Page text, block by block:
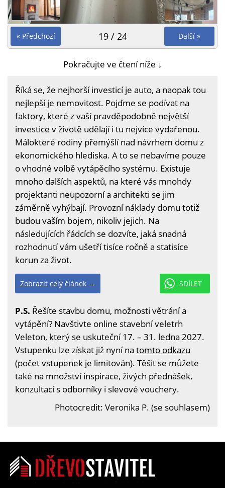
« Předchozí Další »
19 / 24
Pokračujte ve čtení níže ↓
Říká se, že nejhorší investicí je auto, a naopak tou
nejlepší je nemovitost. Pojďme se podívat na
faktory, které z vaší pravděpodobně největší
investice v životě udělají i tu nejvíce vydařenou.
Málokteré rodiny přemýšlí nad návrhem domu z
ekonomického hlediska. A to se nebavíme pouze
o vhodné volbě vytápěcího systému. Existuje
mnoho dalších aspektů, na které vás mnohdy
projektanti neupozorní a architekti se jim
záměrně vyhýbají. Provozní náklady domu totiž
budou vaším bojem, nikoliv jejich. Na
následujících řádcích se dozvíte, jaká snadná
rozhodnutí vám ušetří tisíce ročně a statisíce
korun za život.
SDÍLET
Zobrazit celý článek →
P.S. Řešíte stavbu domu, možnosti větrání a
vytápění? Navštivte online stavební veletrh
Veleton, který se uskuteční 17. – 31. ledna 2027.
Vstupenku lze získat již nyní na tomto odkazu
(počet vstupenek je limitován). Těšit se můžete
také na množství inspirace, živých přednášek,
konzultací s odborníky i slevové vouchery.
Photocredit: Veronika P. (se souhlasem)